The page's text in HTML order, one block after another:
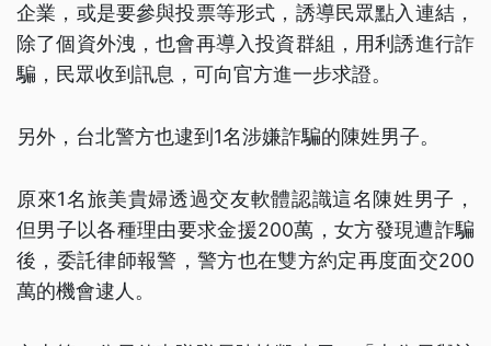
企業，或是要參與投票等形式，誘導民眾點入連結，
除了個資外洩，也會再導入投資群組，用利誘進行詐
騙，民眾收到訊息，可向官方進一步求證。
另外，台北警方也逮到1名涉嫌詐騙的陳姓男子。
原來1名旅美貴婦透過交友軟體認識這名陳姓男子，
但男子以各種理由要求金援200萬，女方發現遭詐騙
後，委託律師報警，警方也在雙方約定再度面交200
萬的機會逮人。